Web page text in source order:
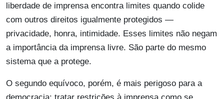
liberdade de imprensa encontra limites quando colide
com outros direitos igualmente protegidos —
privacidade, honra, intimidade. Esses limites não negam
a importância da imprensa livre. São parte do mesmo
sistema que a protege.
O segundo equívoco, porém, é mais perigoso para a